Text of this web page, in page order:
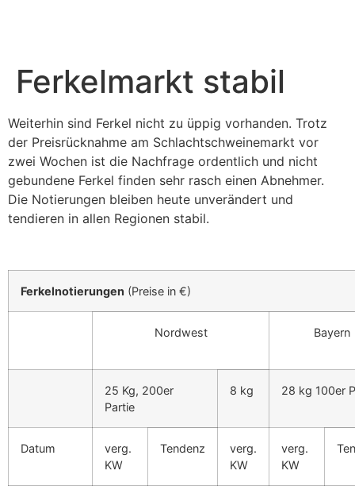
Ferkelmarkt stabil
Weiterhin sind Ferkel nicht zu üppig vorhanden. Trotz
der Preis­rück­nahme am Schlacht­schwei­ne­markt vor
zwei Wochen ist die Nach­frage ordent­lich und nicht
gebun­dene Ferkel finden sehr rasch einen Abnehmer.
Die Notie­rungen bleiben heute unver­än­dert und
tendieren in allen Regionen stabil.
Ferkel­no­tie­rungen (Preise in €)
Nord­west Bayern
25 Kg, 200er
Partie
8 kg 28 kg 100er
Datum
verg.
KW
Tendenz
verg.
KW
verg.
KW